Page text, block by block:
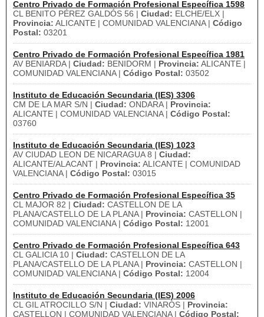
Centro Privado de Formación Profesional Específica 1598
CL BENITO PÉREZ GALDÓS 56 | Ciudad: ELCHE/ELX |
Provincia: ALICANTE | COMUNIDAD VALENCIANA | Código
Postal: 03201
Centro Privado de Formación Profesional Específica 1981
AV BENIARDA | Ciudad: BENIDORM | Provincia: ALICANTE |
COMUNIDAD VALENCIANA | Código Postal: 03502
Instituto de Educación Secundaria (IES) 3306
CM DE LA MAR S/N | Ciudad: ONDARA | Provincia:
ALICANTE | COMUNIDAD VALENCIANA | Código Postal:
03760
Instituto de Educación Secundaria (IES) 1023
AV CIUDAD LEON DE NICARAGUA 8 | Ciudad:
ALICANTE/ALACANT | Provincia: ALICANTE | COMUNIDAD
VALENCIANA | Código Postal: 03015
Centro Privado de Formación Profesional Específica 35
CL MAJOR 82 | Ciudad: CASTELLON DE LA
PLANA/CASTELLO DE LA PLANA | Provincia: CASTELLON |
COMUNIDAD VALENCIANA | Código Postal: 12001
Centro Privado de Formación Profesional Específica 643
CL GALICIA 10 | Ciudad: CASTELLON DE LA
PLANA/CASTELLO DE LA PLANA | Provincia: CASTELLON |
COMUNIDAD VALENCIANA | Código Postal: 12004
Instituto de Educación Secundaria (IES) 2006
CL GIL ATROCILLO S/N | Ciudad: VINARÒS | Provincia:
CASTELLON | COMUNIDAD VALENCIANA | Código Postal: